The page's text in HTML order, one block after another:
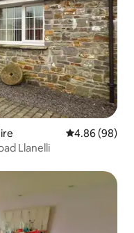
Calificación
4.86 (98)
Llanelli